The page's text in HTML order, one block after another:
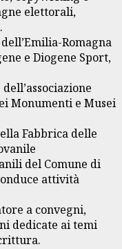
elettorali,
Romagna
e Diogene Sport,
Monumenti e Musei
Fabbrica delle
del Comune di
attività
a convegni,
dedicate ai temi